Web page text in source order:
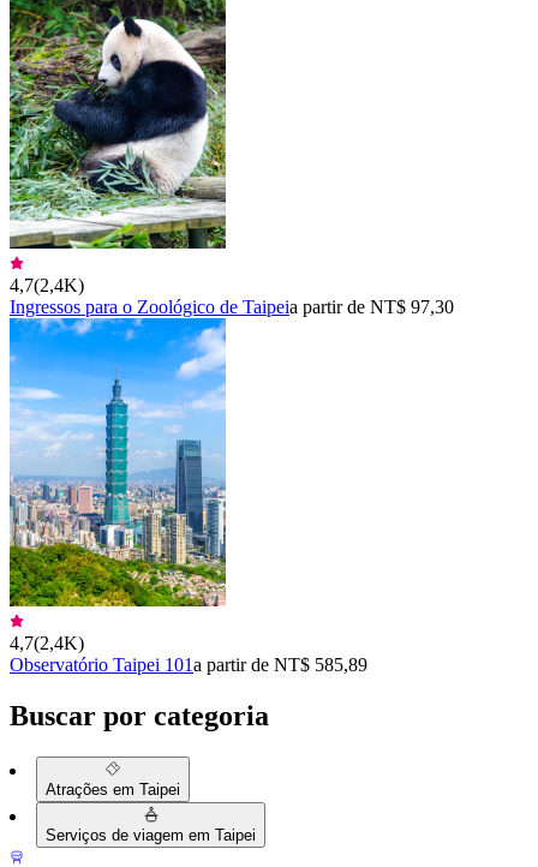
4,7(2,4K)
Ingressos para o Zoológico de Taipeia partir de NT$ 97,30
4,7(2,4K)
Observatório Taipei 101a partir de NT$ 585,89
Buscar por categoria
Atrações em Taipei
Serviços de viagem em Taipei